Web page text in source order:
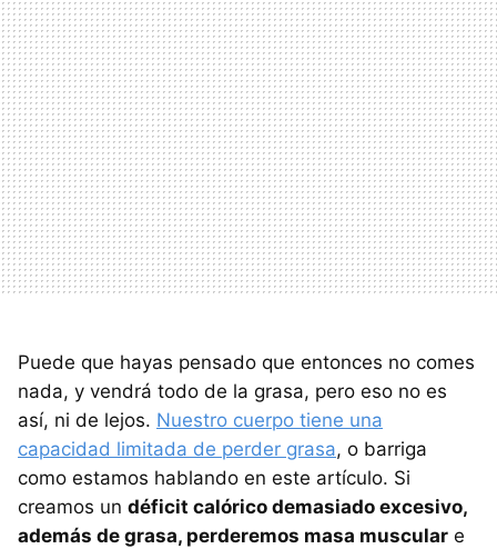
Puede que hayas pensado que entonces no comes
nada, y vendrá todo de la grasa, pero eso no es
así, ni de lejos. Nuestro cuerpo tiene una
capacidad limitada de perder grasa, o barriga
como estamos hablando en este artículo. Si
creamos un déficit calórico demasiado excesivo,
además de grasa, perderemos masa muscular e